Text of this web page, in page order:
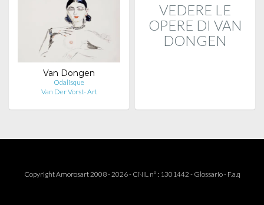
Van Dongen
Odalisque
Van Der Vorst- Art
VEDERE LE
OPERE DI VAN
DONGEN
Copyright Amorosart 2008 - 2026 - CNIL n° : 1301442 - Glossario- F.a.q